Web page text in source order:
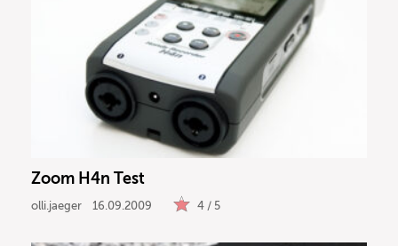
Zoom H4n Test
olli.jaeger 16.09.2009 4 / 5